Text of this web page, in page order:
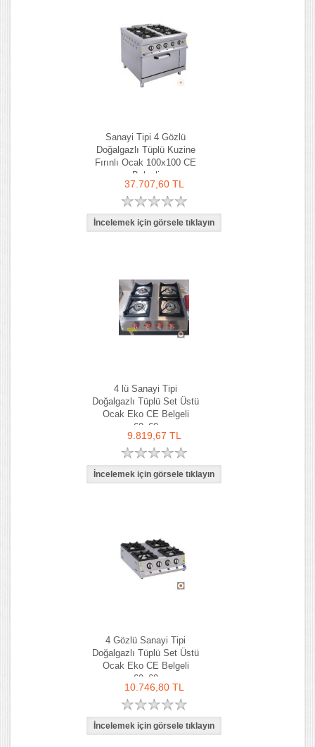
Sanayi Tipi 4 Gözlü
Doğalgazlı Tüplü Kuzine
Fırınlı Ocak 100x100 CE
Belgeli
37.707,60 TL
4 lü Sanayi Tipi
Doğalgazlı Tüplü Set Üstü
Ocak Eko CE Belgeli
60x60
9.819,67 TL
4 Gözlü Sanayi Tipi
Doğalgazlı Tüplü Set Üstü
Ocak Eko CE Belgeli
60x60
10.746,80 TL